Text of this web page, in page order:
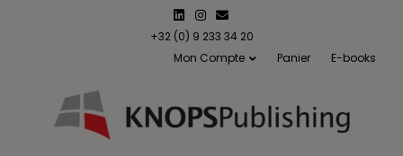
n
n
s
a
m
m
a
l
+32 (0) 9 233 34 20
Mon Compte
Panier E-books